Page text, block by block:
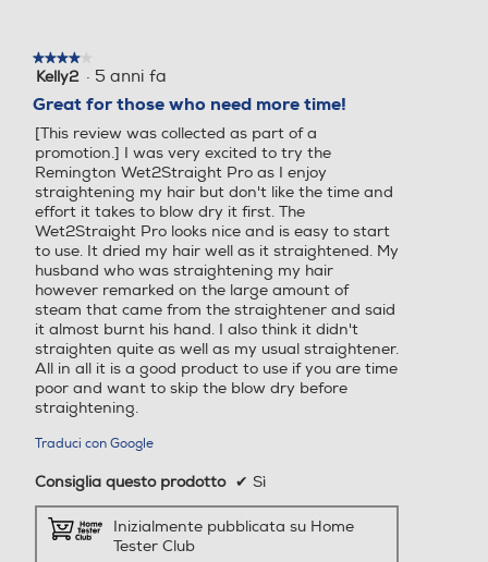
Larghezza-mm
Profondità-mm Profondità-mm
★★★★★
★★★★★
4
5
stelle.
Kelly2 · 5 anni fa
Great for those who need more time!
[This review was collected as part of a
promotion.] I was very excited to try the
Remington Wet2Straight Pro as I enjoy
straightening my hair but don't like the time and
effort it takes to blow dry it first. The
Wet2Straight Pro looks nice and is easy to start
to use. It dried my hair well as it straightened. My
husband who was straightening my hair
however remarked on the large amount of
steam that came from the straightener and said
it almost burnt his hand. I also think it didn't
straighten quite as well as my usual straightener.
All in all it is a good product to use if you are time
poor and want to skip the blow dry before
straightening.
Traduci con Google
Consiglia questo prodotto ✔ Sì
Inizialmente pubblicata su Home
Tester Club